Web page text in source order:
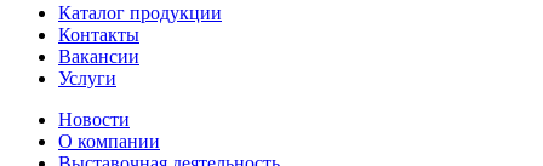
Каталог продукции
Контакты
Вакансии
Услуги
Новости
О компании